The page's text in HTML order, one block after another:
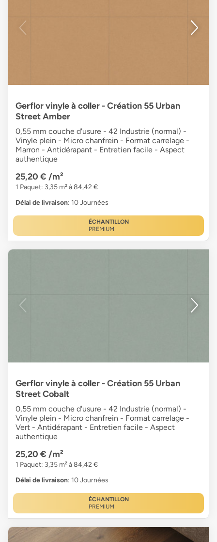
Gerflor vinyle à coller - Création 55 Urban
Street Amber
0,55 mm couche d'usure - 42 Industrie (normal) -
Vinyle plein - Micro chanfrein - Format carrelage -
Marron - Antidérapant - Entretien facile - Aspect
authentique
25,20 € /m²
1 Paquet: 3,35 m² à 84,42 €
Délai de livraison: 10 Journées
ÉCHANTILLON
PREMIUM
Gerflor vinyle à coller - Création 55 Urban
Street Cobalt
0,55 mm couche d'usure - 42 Industrie (normal) -
Vinyle plein - Micro chanfrein - Format carrelage -
Vert - Antidérapant - Entretien facile - Aspect
authentique
25,20 € /m²
1 Paquet: 3,35 m² à 84,42 €
Délai de livraison: 10 Journées
ÉCHANTILLON
PREMIUM